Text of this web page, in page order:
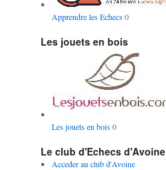
Apprendre les Echecs0
Les jouets en bois
Les jouets en bois0
Le club d'Echecs d'Avoine
Acceder au club d'Avoine